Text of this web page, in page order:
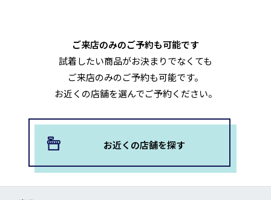
ご来店のみのご予約も可能です
試着したい商品がお決まりでなくても
ご来店のみのご予約も可能です。
お近くの店舗を選んでご予約ください。
お近くの店舗を探す